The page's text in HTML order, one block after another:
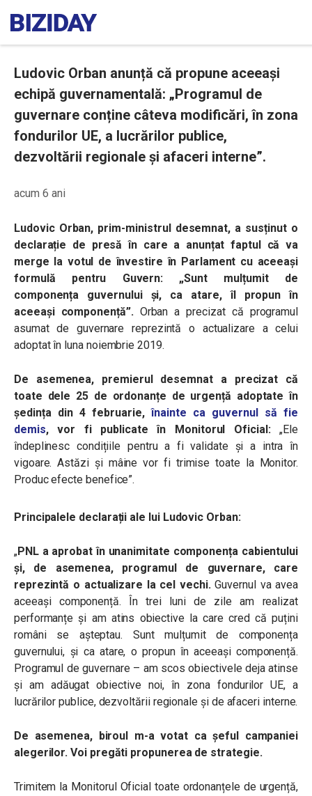
Ludovic Orban anunță că propune aceeași
echipă guvernamentală: „Programul de
guvernare conține câteva modificări, în zona
fondurilor UE, a lucrărilor publice,
dezvoltării regionale și afaceri interne”.
acum 6 ani
Ludovic Orban, prim-ministrul desemnat, a susținut o
declarație de presă în care a anunțat faptul că va
merge la votul de învestire în Parlament cu aceeași
formulă pentru Guvern: „Sunt mulțumit de
componența guvernului și, ca atare, îl propun în
aceeași componență”.Orban a precizat că programul
asumat de guvernare reprezintă o actualizare a celui
adoptat în luna noiembrie 2019.
De asemenea, premierul desemnat a precizat că
toate dele 25 de ordonanțe de urgență adoptate în
ședința din 4 februarie,înainte ca guvernul să fie
demis, vor fi publicate în Monitorul Oficial:„Ele
îndeplinesc condițiile pentru a fi validate și a intra în
vigoare. Astăzi și mâine vor fi trimise toate la Monitor.
Produc efecte benefice”.
Principalele declarații ale lui Ludovic Orban:
„PNL a aprobat în unanimitate componența cabientului
și, de asemenea, programul de guvernare, care
reprezintă o actualizare la cel vechi.Guvernul va avea
aceeași componență. În trei luni de zile am realizat
performanțe și am atins obiective la care cred că puțini
români se așteptau. Sunt mulțumit de componența
guvernului, și ca atare, o propun în aceeași componență.
Programul de guvernare – am scos obiectivele deja atinse
și am adăugat obiective noi, în zona fondurilor UE, a
lucrărilor publice, dezvoltării regionale și de afaceri interne.
De asemenea, biroul m-a votat ca șeful campaniei
alegerilor. Voi pregăti propunerea de strategie.
Trimitem la Monitorul Oficial toate ordonanțele de urgență,